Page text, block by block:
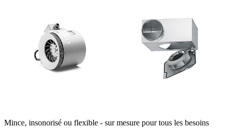
Mince, insonorisé ou flexible - sur mesure pour tous les besoins